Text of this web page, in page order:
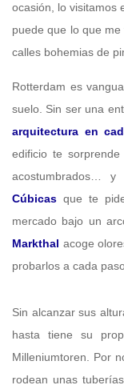
ocasión, lo visitamos
puede que lo que
calles bohemias de
Rotterdam es
suelo. Sin ser una
arquitectura en
edificio te
acostumbrados…
Cúbicas que te
mercado bajo un
Markthal acoge
probarlos a cada
Sin alcanzar sus
hasta tiene su
Milleniumtoren. Por
rodean unas